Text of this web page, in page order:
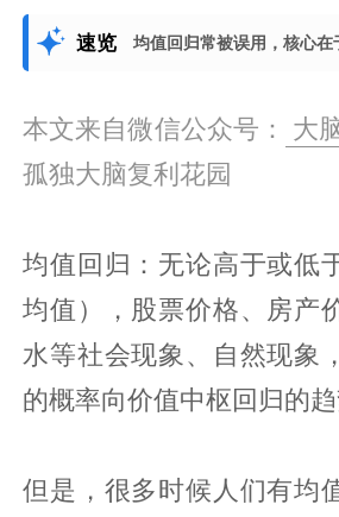
速览 均值回归常被误用，核心
本文来自微信公众号： 大
孤独大脑复利花园
均值回归：无论高于或低
均值），股票价格、房产
水等社会现象、自然现象
的概率向价值中枢回归的趋
但是，很多时候人们有均